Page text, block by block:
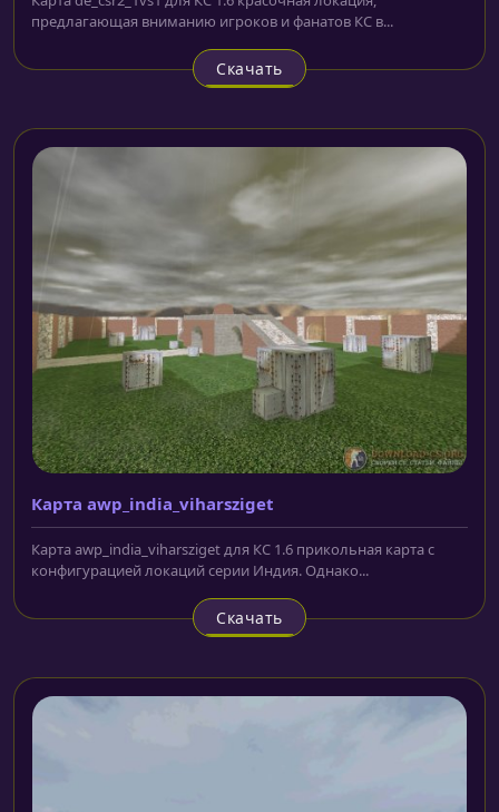
предлагающая вниманию игроков и фанатов КС в...
Скачать
Карта awp_india_viharsziget
Карта awp_india_viharsziget для КС 1.6 прикольная карта с
конфигурацией локаций серии Индия. Однако...
Скачать